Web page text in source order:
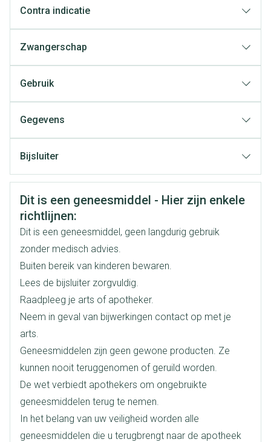
Contra indicatie
Zwangerschap
Gebruik
1 tablet, 1 x per dag
De tabletten dienen te worden doorgeslikt met een
Gegevens
Organisaties Sandoz
Merken
Breedte 48 mm
Lengte 104 mm
Diepte 45 mm
Verpakking
100
Actieve
Ingrediënten
cetirizine dihydrochloride
Behoud Kamertemperatuur (15°C - 25°C)
Bijsluiter
Nederlands
Duits Frans
Veiligheidsinformatie
Dit is een geneesmiddel - Hier zijn enkele
richtlijnen:
Dit is een geneesmiddel, geen langdurig gebruik
zonder medisch advies.
Buiten bereik van kinderen bewaren.
Lees de bijsluiter zorgvuldig.
Raadpleeg je arts of apotheker.
Neem in geval van bijwerkingen contact op met je
arts.
Geneesmiddelen zijn geen gewone producten. Ze
kunnen nooit teruggenomen of geruild worden.
De wet verbiedt apothekers om ongebruikte
geneesmiddelen terug te nemen.
In het belang van uw veiligheid worden alle
geneesmiddelen die u terugbrengt naar de apotheek